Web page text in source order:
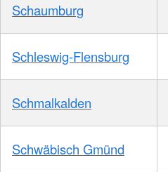
Schaumburg
Schleswig-Flensburg
Schmalkalden
Schwäbisch Gmünd